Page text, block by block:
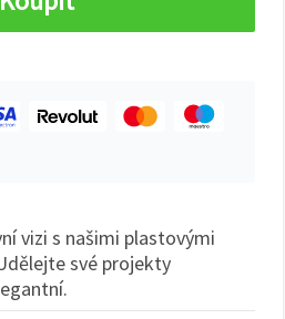
vizi s našimi plastovými
své projekty